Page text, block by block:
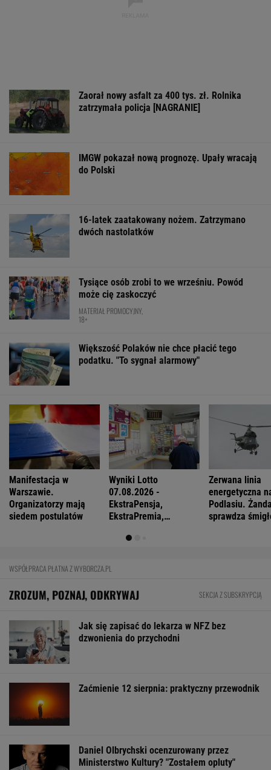
Zaorał nowy asfalt za 400 tys. zł. Rolnika
zatrzymała policja [NAGRANIE]
IMGW pokazał nową prognozę. Upały wracają
do Polski
16-latek zaatakowany nożem. Zatrzymano
dwóch nastolatków
Tysiące osób zrobi to we wrześniu. Powód
może cię zaskoczyć
MATERIAŁ PROMOCYJNY,
18+
Większość Polaków nie chce płacić tego
podatku. "To sygnał alarmowy"
Manifestacja w
Warszawie.
Organizatorzy mają
siedem postulatów
Wyniki Lotto
07.08.2026 -
EkstraPensja,
EkstraPremia,
MiniLotto, MultiMulti
Zerwana linia
energetyczna
Podlasiu.
sprawdza
WSPÓŁPRACA PŁATNA Z WYBORCZA.PL
ZROZUM, POZNAJ, ODKRYWAJ SEKCJA Z SUBSKRYPCJĄ
Jak się zapisać do lekarza w NFZ bez
dzwonienia do przychodni
Zaćmienie 12 sierpnia: praktyczny przewodnik
Daniel Olbrychski ocenzurowany przez
Ministerstwo Kultury? "Zostałem opluty"